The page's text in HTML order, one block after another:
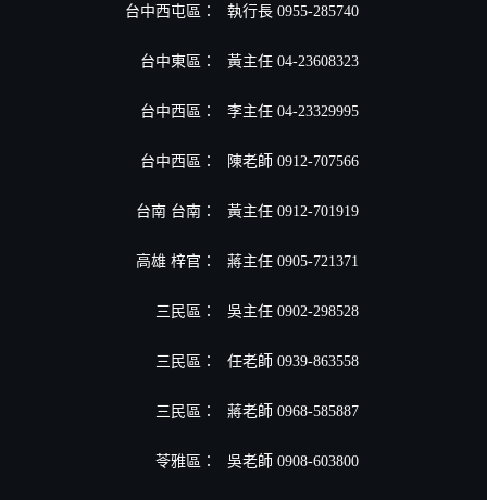
台中西屯區： 執行長 0955-285740
台中東區： 黃主任 04-23608323
台中西區： 李主任 04-23329995
台中西區： 陳老師 0912-707566
台南 台南： 黃主任 0912-701919
高雄 梓官： 蔣主任 0905-721371
三民區： 吳主任 0902-298528
三民區： 任老師 0939-863558
三民區： 蔣老師 0968-585887
苓雅區： 吳老師 0908-603800